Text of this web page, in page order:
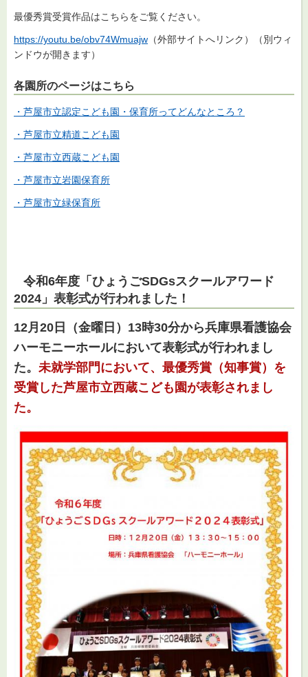
最優秀賞受賞作品はこちらをご覧ください。
https://youtu.be/obv74Wmuajw （外部サイトへリンク）（別ウィ
ンドウが開きます）
各園所のページはこちら
・芦屋市立認定こども園・保育所ってどんなところ？
・芦屋市立精道こども園
・芦屋市立西蔵こども園
・芦屋市立岩園保育所
・芦屋市立緑保育所
令和6年度「ひょうごSDGsスクールアワード
2024」表彰式が行われました！
12月20日（金曜日）13時30分から兵庫県看護協会
ハーモニーホールにおいて表彰式が行われまし
た。 未就学部門において、最優秀賞（知事賞）を
受賞した芦屋市立西蔵こども園が表彰されまし
た。